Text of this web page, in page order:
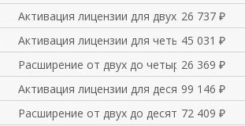
Активация лицензии для двух ка26 737 ₽
Активация лицензии для четырех45 031 ₽
Расширение от двух до четырех26 369 ₽
Активация лицензии для десяти99 146 ₽
Расширение от двух до десяти к72 409 ₽